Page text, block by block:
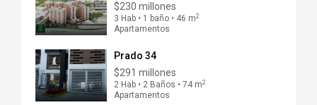
$230 millones
3 Hab • 1 baño • 46 m2
Apartamentos
Prado 34
$291 millones
2 Hab • 2 Baños • 74 m2
Apartamentos